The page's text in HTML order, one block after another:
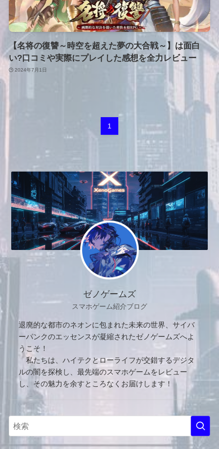
【名将の復讐～時空を超えた夢の大合戦～】は面白
い?口コミや実際にプレイした感想を全力レビュー
2024年7月1日
1
ゼノゲームズ
スマホゲーム紹介ブログ
退廃的な都市のネオンに包まれた未来の世界、サイバ
ーパンクのエッセンスが凝縮されたゼノゲームズへよ
うこそ！
私たちは、ハイテクとローライフが交錯するデジタ
ルの闇を探検し、最先端のスマホゲームをレビュー
し、その魅力を余すところなくお届けします！